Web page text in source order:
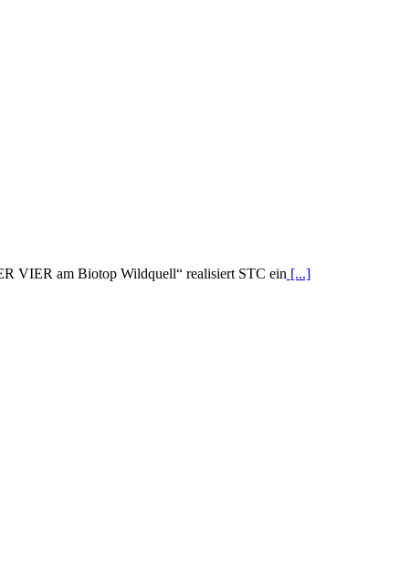
VIER am Biotop Wildquell“ realisiert STC ein [...]